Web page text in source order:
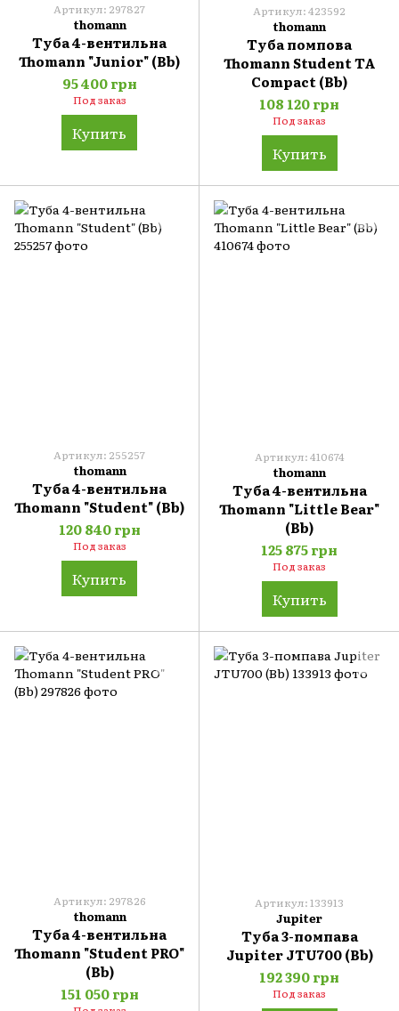
Артикул: 297827
thomann
Туба 4-вентильна
Thomann "Junior" (Bb)
95 400 грн
Под заказ
Купить
Артикул: 423592
thomann
Туба помпова
Thomann Student TA
Compact (Bb)
108 120 грн
Под заказ
Купить
Артикул: 255257
thomann
Туба 4-вентильна
Thomann "Student" (Bb)
120 840 грн
Под заказ
Купить
Артикул: 410674
thomann
Туба 4-вентильна
Thomann "Little Bear"
(Bb)
125 875 грн
Под заказ
Купить
Артикул: 297826
thomann
Туба 4-вентильна
Thomann "Student PRO"
(Bb)
151 050 грн
Артикул: 133913
Jupiter
Туба 3-помпава
Jupiter JTU700 (Bb)
192 390 грн
Под заказ